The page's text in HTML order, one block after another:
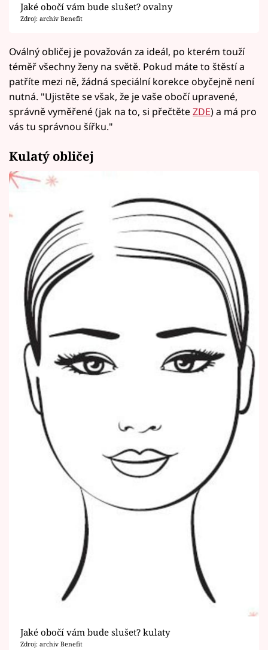
Jaké obočí vám bude slušet? ovalny
Zdroj: archiv Benefit
Oválný obličej je považován za ideál, po kterém touží
téměř všechny ženy na světě. Pokud máte to štěstí a
patříte mezi ně, žádná speciální korekce obyčejně není
nutná. "Ujistěte se však, že je vaše obočí upravené,
správně vyměřené (jak na to, si přečtěteZDE) a má pro
vás tu správnou šířku."
Kulatý obličej
Jaké obočí vám bude slušet? kulaty
Zdroj: archiv Benefit